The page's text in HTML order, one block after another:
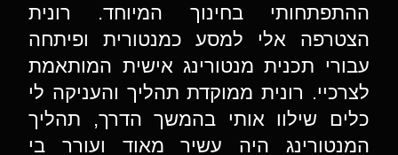
ההתפתחותי בחינוך המיוחד. רונית
הצטרפה אלי למסע כמנטורית ופיתחה
עבורי תכנית מנטורינג אישית המותאמת
לצרכיי. רונית ממוקדת תהליך והעניקה לי
כלים שילוו אותי בהמשך הדרך, תהליך
המנטורינג היה עשיר מאוד ועורר בי